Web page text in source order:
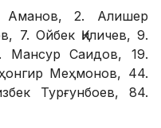
Аманов, 2. Алишер
7. Ойбек Қиличев, 9.
Саидов, 19.
Меҳмонов, 44.
Турғунбоев, 84.